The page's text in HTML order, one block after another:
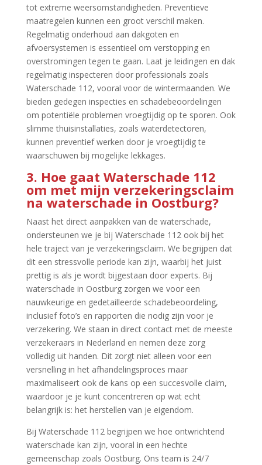
tot extreme weersomstandigheden.​ Preventieve
maatregelen kunnen een groot verschil maken.​
Regelmatig onderhoud aan dakgoten en
afvoersystemen is essentieel om verstopping en
overstromingen tegen te gaan.​ Laat je leidingen en dak
regelmatig inspecteren door professionals zoals
Waterschade 112, vooral voor de wintermaanden.​ We
bieden gedegen inspecties en schadebeoordelingen
om potentiële problemen vroegtijdig op te sporen.​ Ook
slimme thuisinstallaties, zoals waterdetectoren,
kunnen preventief werken door je vroegtijdig te
waarschuwen bij mogelijke lekkages.​
3.​ Hoe gaat Waterschade 112
om met mijn verzekeringsclaim
na waterschade in Oostburg?
Naast het direct aanpakken van de waterschade,
ondersteunen we je bij Waterschade 112 ook bij het
hele traject van je verzekeringsclaim.​ We begrijpen dat
dit een stressvolle periode kan zijn, waarbij het juist
prettig is als je wordt bijgestaan door experts.​ Bij
waterschade in Oostburg zorgen we voor een
nauwkeurige en gedetailleerde schadebeoordeling,
inclusief foto’s en rapporten die nodig zijn voor je
verzekering.​ We staan in direct contact met de meeste
verzekeraars in Nederland en nemen deze zorg
volledig uit handen.​ Dit zorgt niet alleen voor een
versnelling in het afhandelingsproces maar
maximaliseert ook de kans op een succesvolle claim,
waardoor je je kunt concentreren op wat echt
belangrijk is: het herstellen van je eigendom.​
Bij Waterschade 112 begrijpen we hoe ontwrichtend
waterschade kan zijn, vooral in een hechte
gemeenschap zoals Oostburg.​ Ons team is 24/7